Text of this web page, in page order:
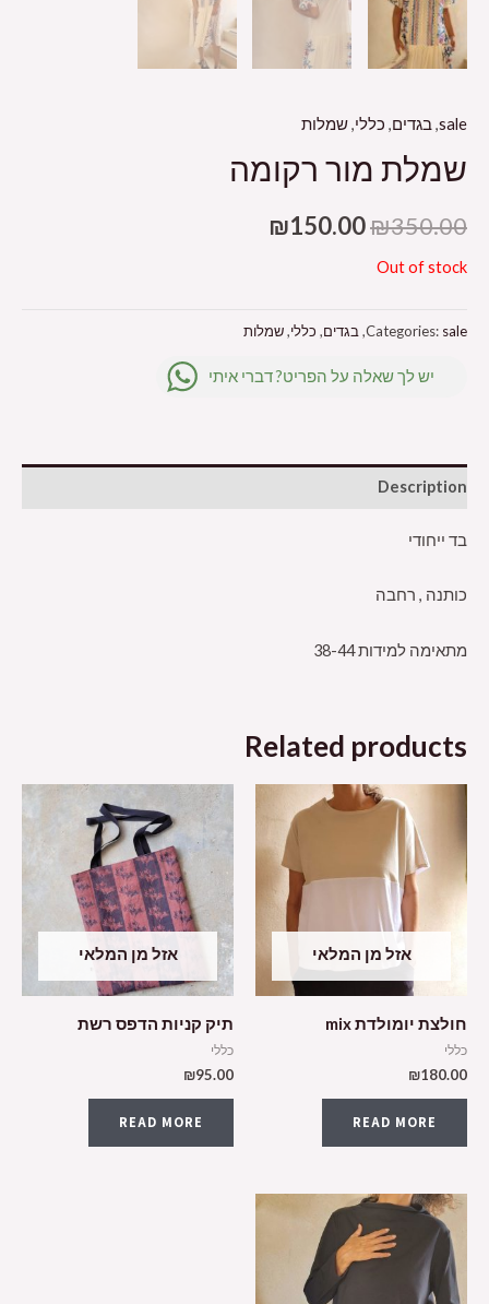
sale
,בגדים, כללי,שמלות
שמלת מור רקומה
₪350.00
₪150.00
Out of stock
Categories: sale
, בגדים, כללי,שמלות
יש לך שאלה על הפריט? דברי איתי
Description
בד ייחודי
כותנה , רחבה
מתאימה למידות 38-44
Related products
אזל מן המלאי
חולצת יומולדת mix
כללי
₪180.00
READ MORE
אזל מן המלאי
תיק קניות הדפס רשת
כללי
₪95.00
READ MORE